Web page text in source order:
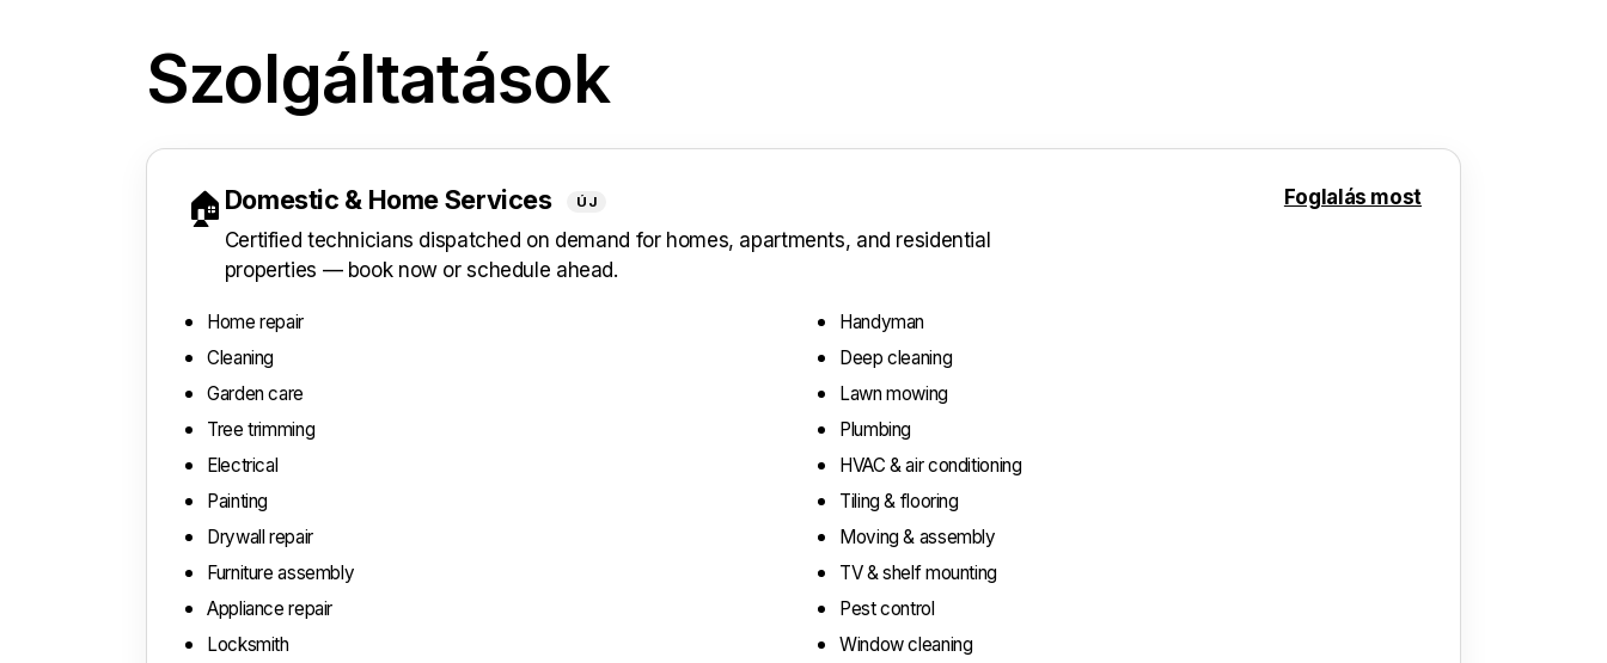
Szolgáltatások
🏠 Domestic & Home Services ÚJ
Certified technicians dispatched on demand for homes, apartments, and residential
properties — book now or schedule ahead.
Foglalás most
Home repair
Handyman
Cleaning
Deep cleaning
Garden care
Lawn mowing
Tree trimming
Plumbing
Electrical
HVAC & air conditioning
Painting
Tiling & flooring
Drywall repair
Moving & assembly
Furniture assembly
TV & shelf mounting
Appliance repair
Pest control
Locksmith
Window cleaning